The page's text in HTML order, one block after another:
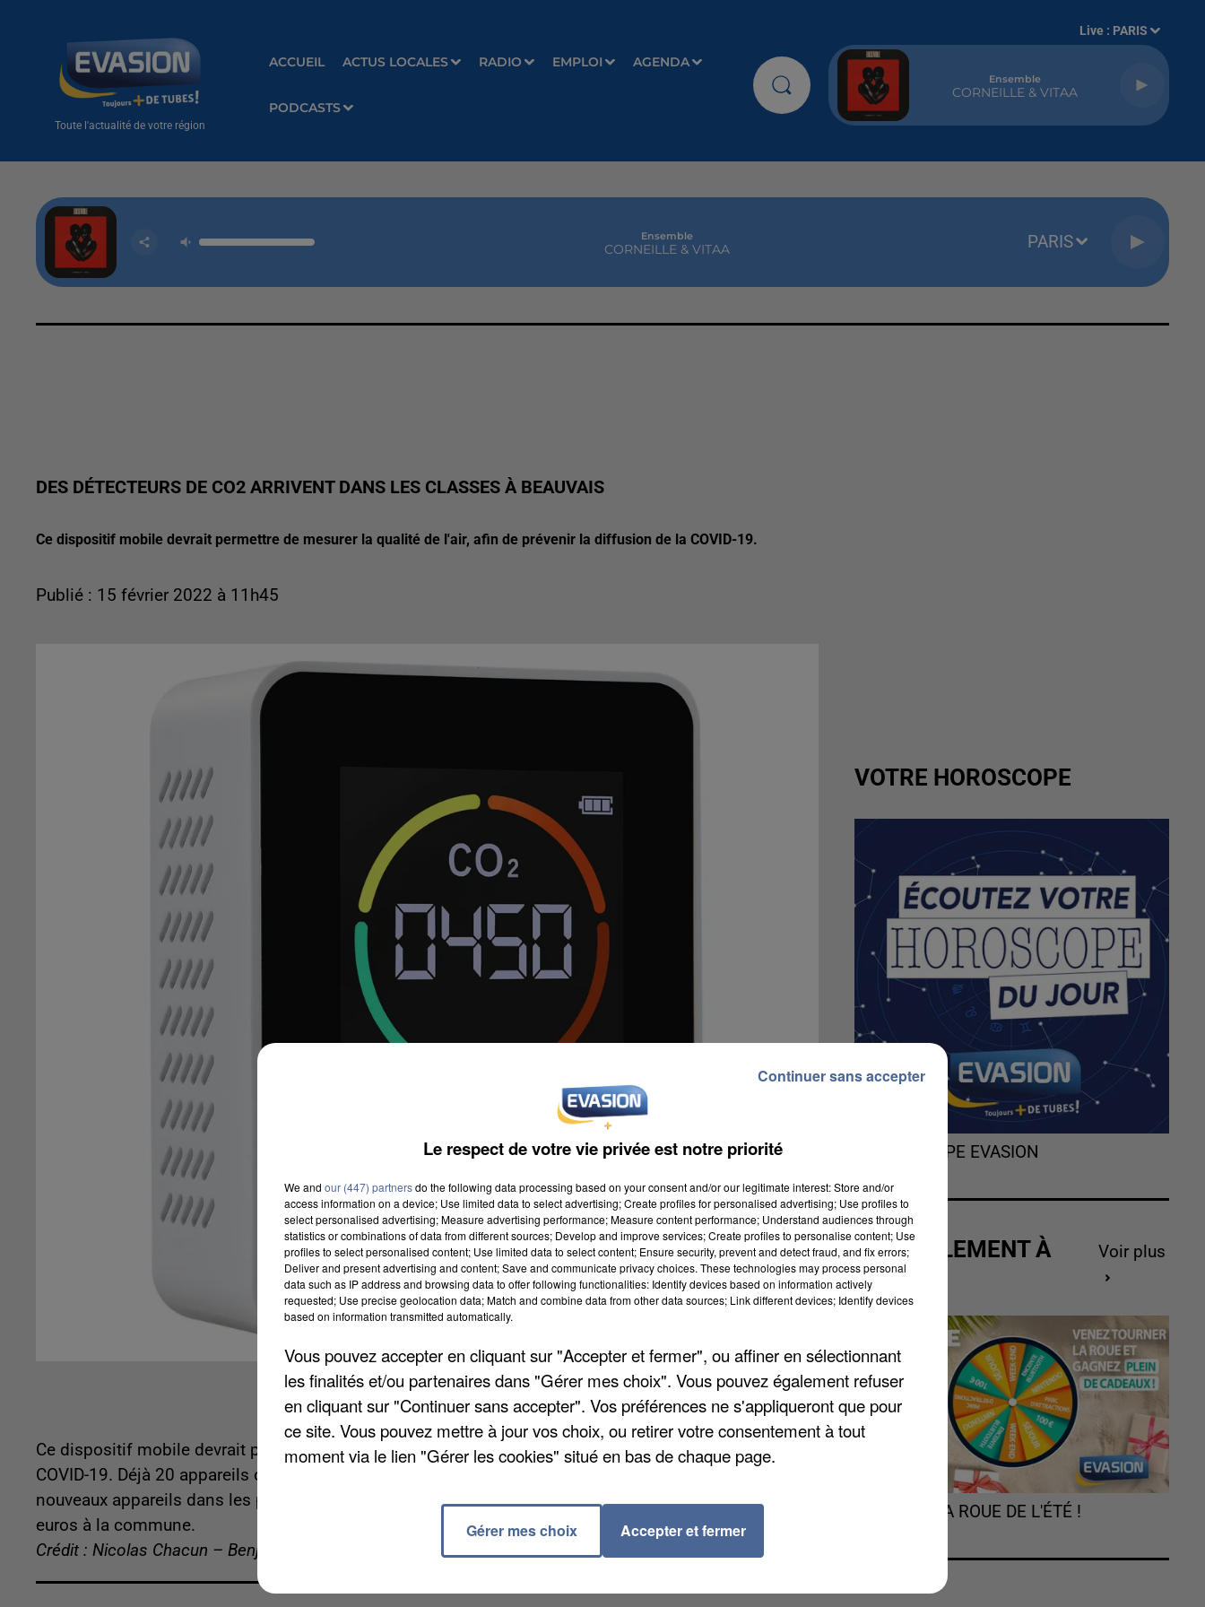
Toute l'actualité de votre région
ACCUEIL ACTUS LOCALES RADIO EMPLOI AGENDA
PODCASTS
Live : PARIS
Ensemble
CORNEILLE & VITAA
Ensemble
CORNEILLE & VITAA PARIS
DES DÉTECTEURS DE CO2 ARRIVENT DANS LES CLASSES À BEAUVAIS
Ce dispositif mobile devrait permettre de mesurer la qualité de l'air, afin de prévenir la diffusion de la COVID-19.
Publié : 15 février 2022 à 11h45
Ce dispositif mobile devrait permettre de mesurer la qualité de l'air, afin de prévenir la diffusion de la
COVID-19. Déjà 20 appareils ont étés remis aux responsables de divers établissements. On attend 24
nouveaux appareils dans les prochains jours. Au total, la mise en place des capteurs coûtera 10.000
euros à la commune.
Crédit : Nicolas Chacun – Benjamin Swiniarski
VOTRE HOROSCOPE
L'HOROSCOPE EVASION
ACTUELLEMENT À
GAGNER
Voir plus
TOURNEZ LA ROUE DE L'ÉTÉ !
Le respect de votre vie privée est notre priorité
We and our (447) partnersdo the following data processing based on your consent and/or our legitimate interest: Store and/or
access information on a device; Use limited data to select advertising; Create profiles for personalised advertising; Use profiles to
select personalised advertising; Measure advertising performance; Measure content performance; Understand audiences through
statistics or combinations of data from different sources; Develop and improve services; Create profiles to personalise content; Use
profiles to select personalised content; Use limited data to select content; Ensure security, prevent and detect fraud, and fix errors;
Deliver and present advertising and content; Save and communicate privacy choices. These technologies may process personal
data such as IP address and browsing data to offer following functionalities: Identify devices based on information actively
requested; Use precise geolocation data; Match and combine data from other data sources; Link different devices; Identify devices
based on information transmitted automatically.
Vous pouvez accepter en cliquant sur "Accepter et fermer", ou affiner en sélectionnant
les finalités et/ou partenaires dans "Gérer mes choix". Vous pouvez également refuser
en cliquant sur "Continuer sans accepter". Vos préférences ne s'appliqueront que pour
ce site. Vous pouvez mettre à jour vos choix, ou retirer votre consentement à tout
moment via le lien "Gérer les cookies" situé en bas de chaque page.
Gérer mes choix Accepter et fermer
Continuer sans accepter